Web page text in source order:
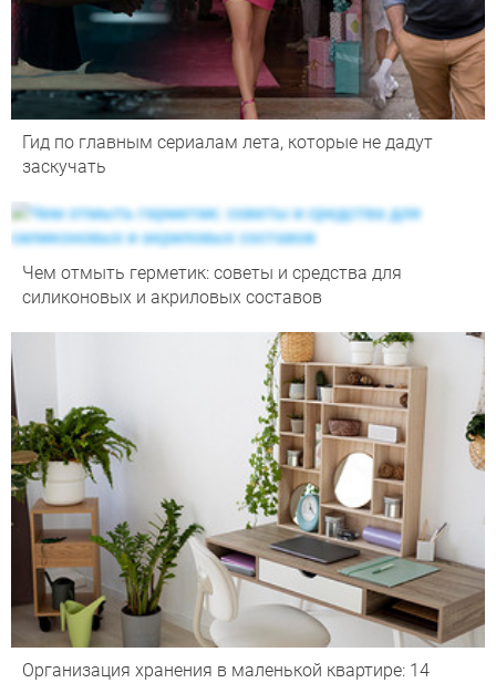
Гид по главным сериалам лета, которые не дадут
заскучать
Чем отмыть герметик: советы и средства для
силиконовых и акриловых составов
Организация хранения в маленькой квартире: 14